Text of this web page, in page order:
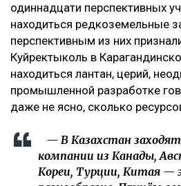
одиннадцати перспективных
находиться редкоземельные
перспективным из них
Куйректыколь в
находиться лантан, церий,
промышленной разработке
даже не ясно, сколько
— В Казахстан
компании из Канады,
Кореи, Турции, Китая —